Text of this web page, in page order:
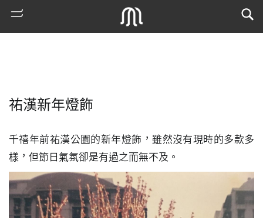
熱
門
祐漢新年燈飾
千禧年前祐漢公園的新年燈飾，雖然沒有現時的多款多
樣，但節日氣氛卻是有過之而無不及。